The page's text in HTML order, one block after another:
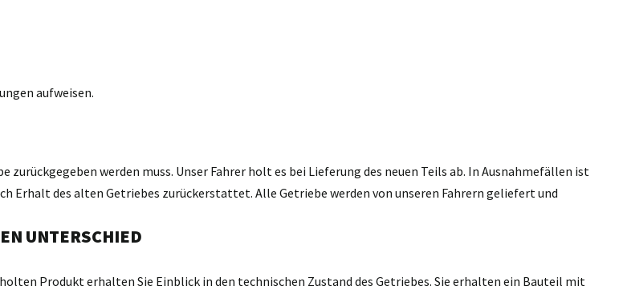
aufweisen.
zurückgegeben werden muss. Unser Fahrer holt es bei Lieferung des neuen Teils ab. In Ausnahmefällen ist
Erhalt des alten Getriebes zurückerstattet. Alle Getriebe werden von unseren Fahrern geliefert und
UNTERSCHIED
Produkt erhalten Sie Einblick in den technischen Zustand des Getriebes. Sie erhalten ein Bauteil mit